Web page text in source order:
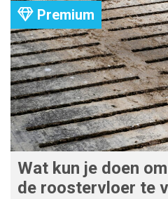
Premium
Wat kun je doen
de roostervloer te